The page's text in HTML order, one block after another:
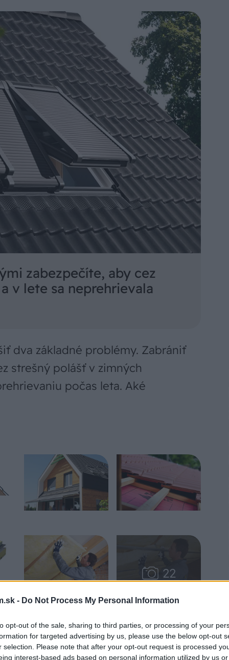
- Do Not Process My Personal Information
opt-out of the sale, sharing to third parties, or processing of your
for targeted advertising by us, please use the below opt-out
selection. Please note that after your opt-out request is processed
interest-based ads based on personal information utilized by us
zabezpečíte, aby cez
v lete sa neprehrievala
dva základné problémy. Zabrániť
strešný polášť v zimných
počas leta. Aké
izolácia je z hľadiska tepelnej pohody
je použiť aj vhodné strešné okná.